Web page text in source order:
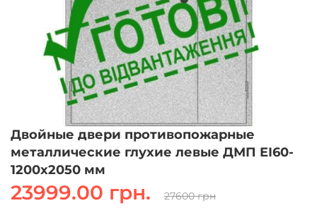
Двойные двери противопожарные
металлические глухие левые ДМП ЕІ60-
1200х2050 мм
23999.00 грн. 27600 грн